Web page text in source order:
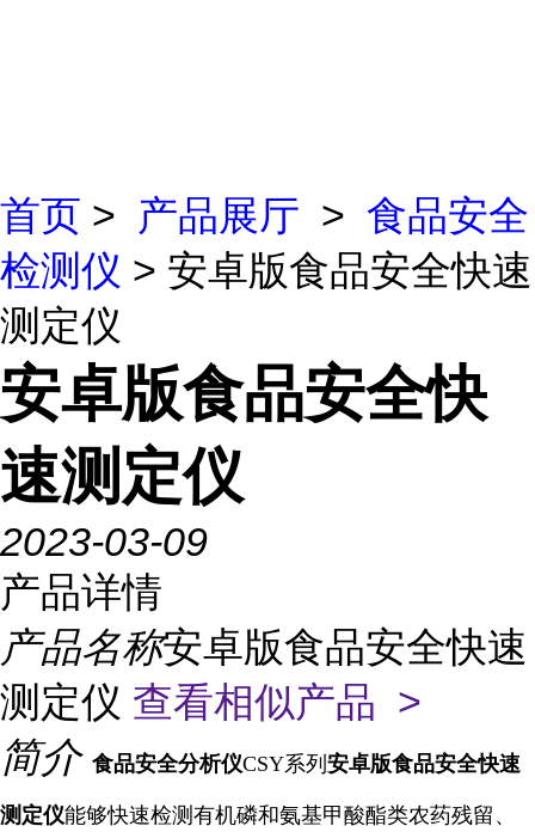
首页 > 产品展厅 > 食品安全
检测仪 > 安卓版食品安全快速
测定仪
安卓版食品安全快
速测定仪
2023-03-09
产品详情
产品名称安卓版食品安全快速
测定仪 查看相似产品 >
简介 食品安全分析仪CSY系列 安卓版食品安全快速
测定仪能够快速检测有机磷和氨基甲酸酯类农药残留、